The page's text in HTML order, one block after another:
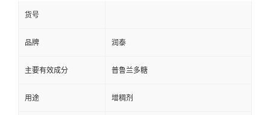
货号
品牌 润泰
主要有效成分 普鲁兰多糖
用途 增稠剂